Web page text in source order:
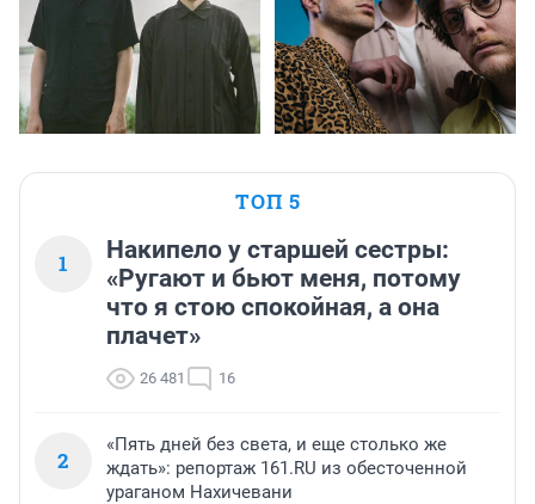
ТОП 5
1
Накипело у старшей сестры:
«Ругают и бьют меня, потому
что я стою спокойная, а она
плачет»
26 481 16
2
«Пять дней без света, и еще столько же
ждать»: репортаж 161.RU из обесточенной
ураганом Нахичевани